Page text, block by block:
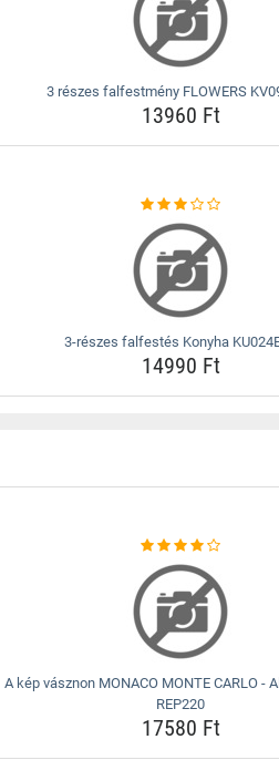
3 részes falfestmény FLOWERS
13960 Ft
3-részes falfestés Konyha
14990 Ft
A kép vásznon MONACO MONTE CARLO -
REP220
17580 Ft